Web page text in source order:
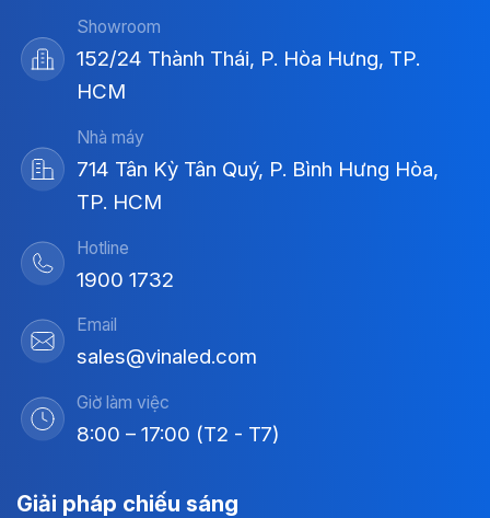
Showroom
152/24 Thành Thái, P. Hòa Hưng, TP.
HCM
Nhà máy
714 Tân Kỳ Tân Quý, P. Bình Hưng Hòa,
TP. HCM
Hotline
1900 1732
Email
sales@vinaled.com
Giờ làm việc
8:00 – 17:00 (T2 - T7)
Giải pháp chiếu sáng